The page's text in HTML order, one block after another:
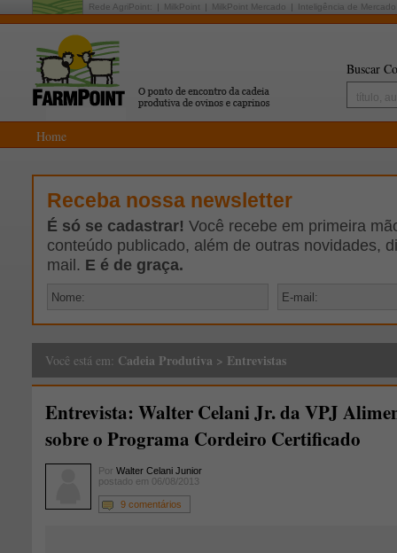
Rede AgriPoint: MilkPoint MilkPoint Mercado Inteligência de Mercado
Buscar
Home
Receba nossa newsletter
É só se cadastrar! Você recebe em primeira
conteúdo publicado, além de outras novidades,
mail. E é de graça.
Você está em: Cadeia Produtiva > Entrevistas
Entrevista: Walter Celani Jr. da VPJ
sobre o Programa Cordeiro Certificado
Por Walter Celani Junior
postado em 06/08/2013
9 comentários